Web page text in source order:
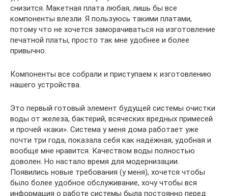
снизится. Макетная плата любая, лишь бы все
компоненты влезли. Я пользуюсь такими платами,
потому что не хочется заморачиваться на изготовление
печатной платы, просто так мне удобнее и более
привычно.
Компоненты все собрали и приступаем к изготовлению
нашего устройства.
Это первый готовый элемент будущей системы очистки
воды от железа, бактерий, всяческих вредных примесей
и прочей «каки». Система у меня дома работает уже
почти три года, показала себя как надёжная, удобная и
вообще мне нравится. Качеством воды полностью
доволен. Но настало время для модернизации.
Появились новые требования (у меня), хочется чтобы
было более удобное обслуживание, хочу чтобы вся
информация о работе системы была постоянно перед